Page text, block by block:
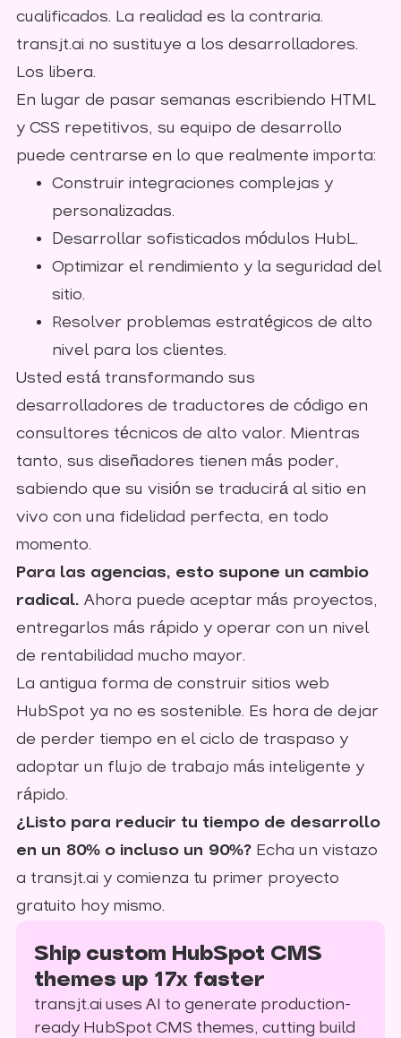
cualificados. La realidad es la contraria.
transjt.ai no sustituye a los desarrolladores.
Los libera.
En lugar de pasar semanas escribiendo HTML
y CSS repetitivos, su equipo de desarrollo
puede centrarse en lo que realmente importa:
Construir integraciones complejas y
personalizadas.
Desarrollar sofisticados módulos HubL.
Optimizar el rendimiento y la seguridad del
sitio.
Resolver problemas estratégicos de alto
nivel para los clientes.
Usted está transformando sus
desarrolladores de traductores de código en
consultores técnicos de alto valor. Mientras
tanto, sus diseñadores tienen más poder,
sabiendo que su visión se traducirá al sitio en
vivo con una fidelidad perfecta, en todo
momento.
Para las agencias, esto supone un cambio
radical. Ahora puede aceptar más proyectos,
entregarlos más rápido y operar con un nivel
de rentabilidad mucho mayor.
La antigua forma de construir sitios web
HubSpot ya no es sostenible. Es hora de dejar
de perder tiempo en el ciclo de traspaso y
adoptar un flujo de trabajo más inteligente y
rápido.
¿Listo para reducir tu tiempo de desarrollo
en un 80% o incluso un 90%? Echa un vistazo
a transjt.ai y comienza tu primer proyecto
gratuito hoy mismo.
Ship custom HubSpot CMS
themes up 17x faster
transjt.ai uses AI to generate production-
ready HubSpot CMS themes, cutting build